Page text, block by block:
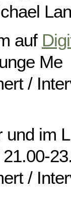
auf
Me
/
und im
/